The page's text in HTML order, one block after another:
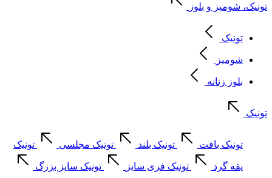
تونیک، شومیز و بلوز
تونیک
شومیز
بلوز زنانه
تونیک
تونیک بافت تونیک بلند تونیک مجلسی تونیک
یقه گرد تونیک فری سایز تونیک سایز بزرگ